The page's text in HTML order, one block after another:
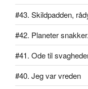
#43. Skildpadden,
#42. Planeter
#41. Ode til
#40. Jeg var vreden